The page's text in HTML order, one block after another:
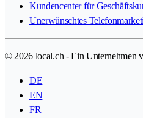
Kundencenter für
Unerwünschtes
© 2026 local.ch - Ein Unternehmen
DE
EN
FR